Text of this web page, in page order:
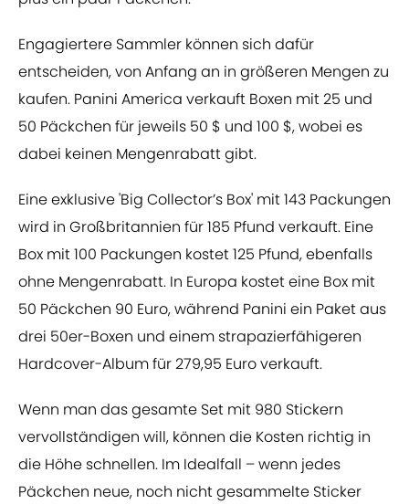
Engagiertere Sammler können sich dafür
entscheiden, von Anfang an in größeren Mengen zu
kaufen. Panini America verkauft Boxen mit 25 und
50 Päckchen für jeweils 50 $ und 100 $, wobei es
dabei keinen Mengenrabatt gibt.
Eine exklusive 'Big Collector’s Box' mit 143 Packungen
wird in Großbritannien für 185 Pfund verkauft. Eine
Box mit 100 Packungen kostet 125 Pfund, ebenfalls
ohne Mengenrabatt. In Europa kostet eine Box mit
50 Päckchen 90 Euro, während Panini ein Paket aus
drei 50er-Boxen und einem strapazierfähigeren
Hardcover-Album für 279,95 Euro verkauft.
Wenn man das gesamte Set mit 980 Stickern
vervollständigen will, können die Kosten richtig in
die Höhe schnellen. Im Idealfall – wenn jedes
Päckchen neue, noch nicht gesammelte Sticker